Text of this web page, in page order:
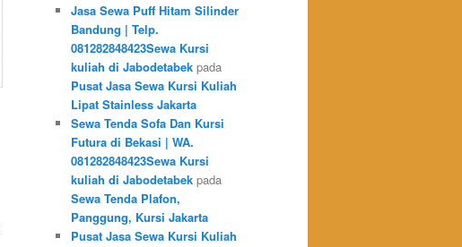
Jasa Sewa Puff Hitam Silinder
Bandung | Telp.
081282848423Sewa Kursi
kuliah di Jabodetabek pada
Pusat Jasa Sewa Kursi Kuliah
Lipat Stainless Jakarta
Sewa Tenda Sofa Dan Kursi
Futura di Bekasi | WA.
081282848423Sewa Kursi
kuliah di Jabodetabek pada
Sewa Tenda Plafon,
Panggung, Kursi Jakarta
Pusat Jasa Sewa Kursi Kuliah